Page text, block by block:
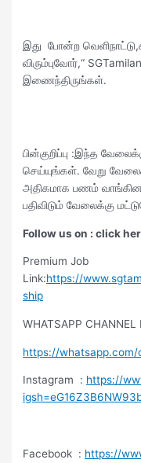
இது போன்ற
விரும்புவோர்,“
இணைந்திருங்கள்.
பின்குறிப்பு :இந்த
செய்யுங்கள். வேறு
அதிகமாக பணம்
பதிவிடும் வேலைக்கு
Follow us on : click
Premium Job
Link:https://
ship
WHATSAPP CHANNEL
https://whatsapp.com/
Instagram : https://
Facebook : https://